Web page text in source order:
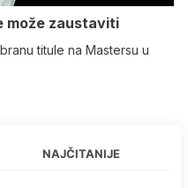
može zaustaviti
titule na Mastersu u
NAJČITANIJE